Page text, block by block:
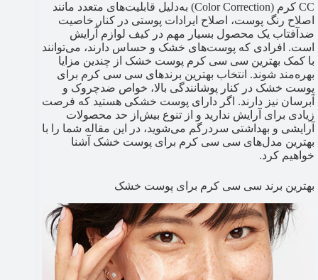
CC کرم (Color Correction) به‌دلیل قابلیت‌های متعدد مانند
اصلاح رنگ پوست، اصلاح ایرادات پوستی در کنار خاصیت
ضدآفتاب یک محصول بسیار مهم در کیف لوازم آٰرایش
است. افرادی که پوست‌های خشک و حساس دارند، می‌توانند
با کمک بهترین سی سی کرم پوست خشک از چندین مزایا
بهره‌مند شوند. انتخاب بهترین برندهای سی سی کرم برای
پوست خشک در کنار پوشانندگی بالا، خواص ضدچروک و
آبرسان نیز دارند. اگر دارای پوست خشکی هستید که فرصت
زیادی برای آرایش ندارید و از تنوع بیش‌از حد محصولات
آرایشی و بهداشتی سردرگم می‌شوید، در این مقاله شما را با
بهترین مدل‌های سی سی کرم برای پوست خشک آشنا
خواهیم کرد.
بهترین برند سی سی کرم برای پوست خشک